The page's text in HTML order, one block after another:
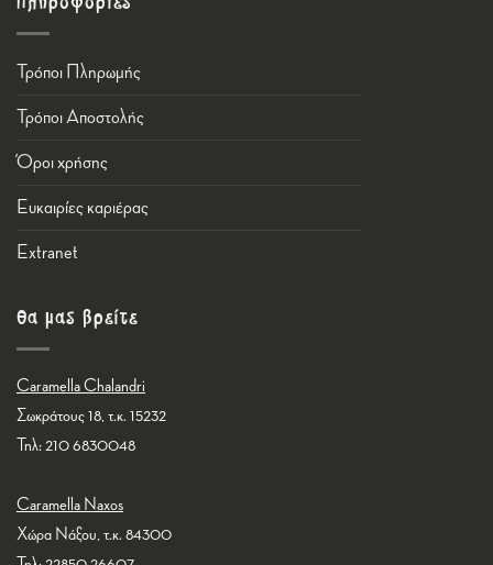
Τρόποι Πληρωμής
Τρόποι Αποστολής
Όροι χρήσης
Ευκαιρίες καριέρας
Εxtranet
Θα μας βρείτε
Caramella Chalandri
Σωκράτους 18, τ.κ. 15232
Τηλ: 210 6830048
Caramella Naxos
Χώρα Νάξου, τ.κ. 84300